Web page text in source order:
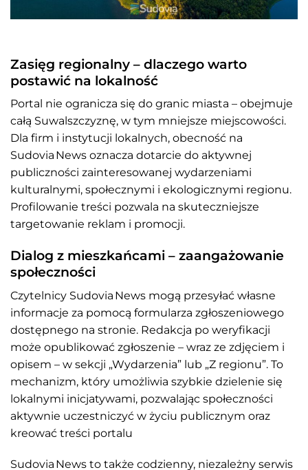
Zasięg regionalny – dlaczego warto
postawić na lokalność
Portal nie ogranicza się do granic miasta – obejmuje
całą Suwalszczyznę, w tym mniejsze miejscowości.
Dla firm i instytucji lokalnych, obecność na
Sudovia News oznacza dotarcie do aktywnej
publiczności zainteresowanej wydarzeniami
kulturalnymi, społecznymi i ekologicznymi regionu.
Profilowanie treści pozwala na skuteczniejsze
targetowanie reklam i promocji.
Dialog z mieszkańcami – zaangażowanie
społeczności
Czytelnicy Sudovia News mogą przesyłać własne
informacje za pomocą formularza zgłoszeniowego
dostępnego na stronie. Redakcja po weryfikacji
może opublikować zgłoszenie – wraz ze zdjęciem i
opisem – w sekcji „Wydarzenia” lub „Z regionu”. To
mechanizm, który umożliwia szybkie dzielenie się
lokalnymi inicjatywami, pozwalając społeczności
aktywnie uczestniczyć w życiu publicznym oraz
kreować treści portalu
Sudovia News to także codzienny, niezależny serwis